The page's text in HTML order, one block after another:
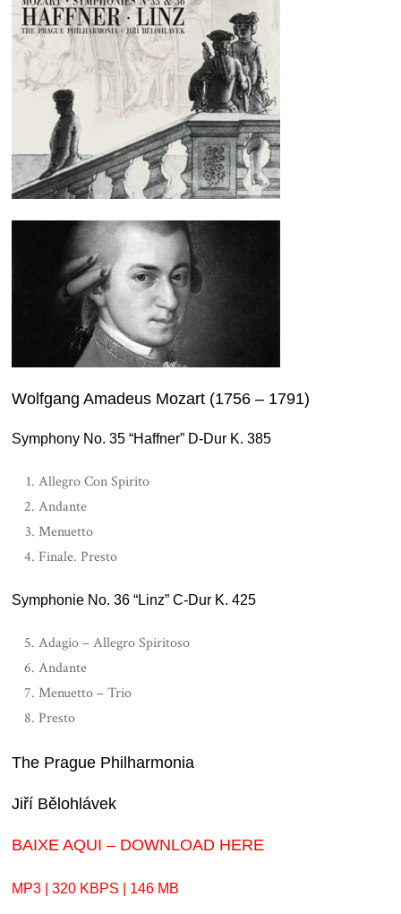
Wolfgang Amadeus Mozart (1756 – 1791)
Symphony No. 35 “Haffner” D-Dur K. 385
Allegro Con Spirito
Andante
Menuetto
Finale. Presto
Symphonie No. 36 “Linz” C-Dur K. 425
Adagio – Allegro Spiritoso
Andante
Menuetto – Trio
Presto
The Prague Philharmonia
Jiří Bělohlávek
BAIXE AQUI – DOWNLOAD HERE
MP3 | 320 KBPS | 146 MB